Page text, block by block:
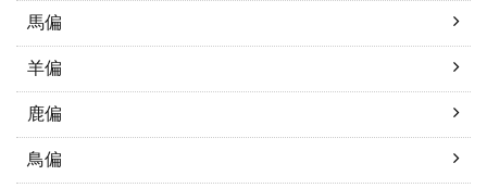
馬偏
羊偏
鹿偏
鳥偏